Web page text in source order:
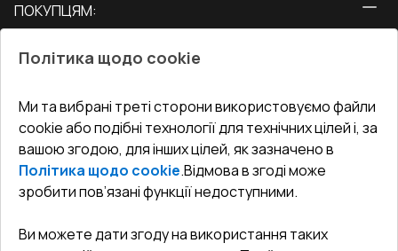
Двері
ПОКУПЦЯМ:
Блог
Адреса гіпермаркета
Як правильно заміряти вікна
СЕРВІС ТА ОБЛУГОВУВАННЯ:
Доставка і Оплата
Гарантія та Сервіс
Повернення товару
Договір публічної оферти
КОНТАКТИ
Офіс:Україна, м. Вінниця, вул. Келецька 60 кв. 61
undefined(undefined)
Політика щодо cookie
Ми та вибрані треті сторони використовуємо файли
cookie або подібні технології для технічних цілей і, за
вашою згодою, для інших цілей, як зазначено в
Політика щодо cookie.Відмова в згоді може
зробити пов’язані функції недоступними.
Ви можете дати згоду на використання таких